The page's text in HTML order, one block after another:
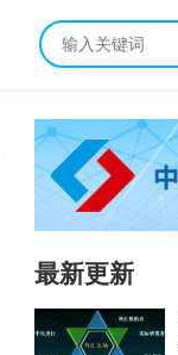
最新更新